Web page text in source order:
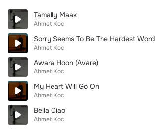
Tamally Maak
Ahmet Koc
Sorry Seems To Be The Hardest Word
Ahmet Koc
Awara Hoon (Avare)
Ahmet Koc
My Heart Will Go On
Ahmet Koc
Bella Ciao
Ahmet Koc